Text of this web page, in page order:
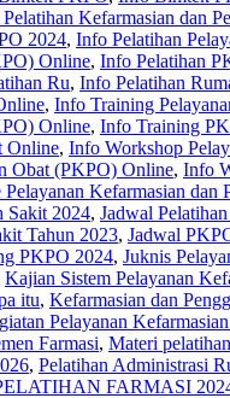
Kefarmasian dan
2024, Info Pelatihan
Online, Info Pelatihan
Ru, Info Pelatihan
, Info Training
Online, Info Training
Online, Info Workshop
Obat (PKPO) Online, Info
Pelayanan Kefarmasian dan
Sakit 2024, Jadwal
Tahun 2023, Jadwal
PKPO 2024, Juknis
Kajian Sistem Pelayanan
itu, Kefarmasian dan
Pelayanan
Farmasi, Materi
, Pelatihan Administrasi
FARMASI